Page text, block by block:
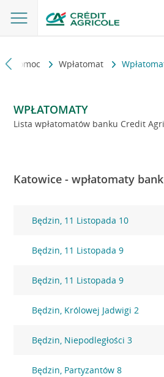
i pomoc Wpłatomat
WPŁATOMATY
Lista wpłatomatów banku Credit
Katowice - wpłatomaty
Będzin, 11 Listopada 10
Będzin, 11 Listopada 9
Będzin, 11 Listopada 9
Będzin, Królowej Jadwigi 2
Będzin, Niepodległości 3
Będzin, Partyzantów 8